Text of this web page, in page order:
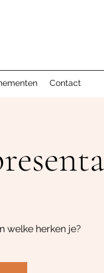
Contact
welke herken je?